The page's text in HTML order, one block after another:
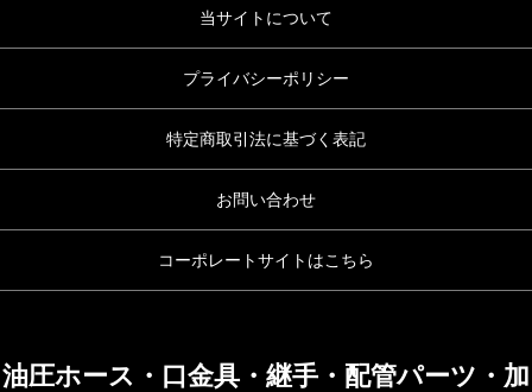
当サイトについて
プライバシーポリシー
特定商取引法に基づく表記
お問い合わせ
コーポレートサイトはこちら
油圧ホース・口金具・継手・配管パーツ・加